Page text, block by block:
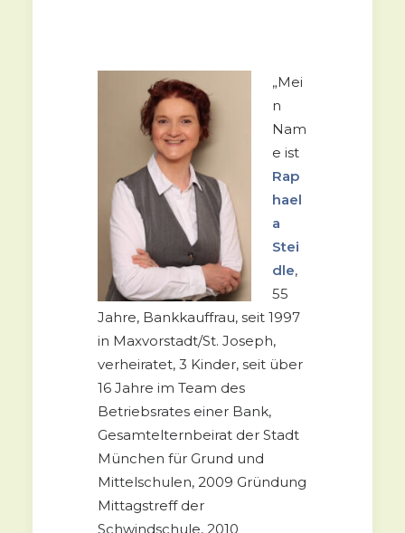
„Mei
n
Nam
e ist
Rap
hael
a
Stei
dle,
55
Jahre, Bankkauffrau, seit 1997
in Maxvorstadt/St. Joseph,
verheiratet, 3 Kinder, seit über
16 Jahre im Team des
Betriebsrates einer Bank,
Gesamtelternbeirat der Stadt
München für Grund und
Mittelschulen, 2009 Gründung
Mittagstreff der
Schwindschule, 2010